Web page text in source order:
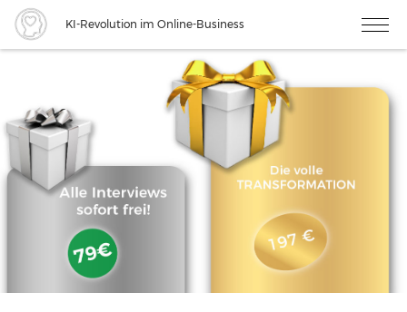
KI-Revolution im Online-Business